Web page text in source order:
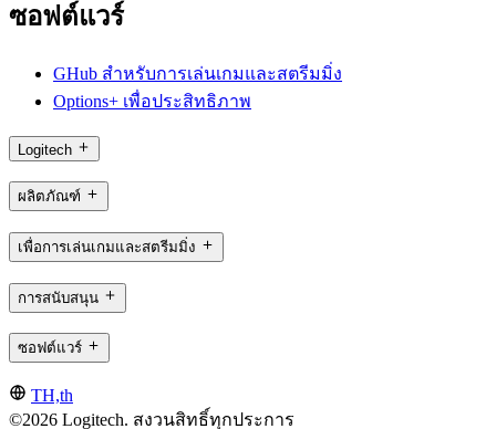
ซอฟต์แวร์
GHub สำหรับการเล่นเกมและสตรีมมิ่ง
Options+ เพื่อประสิทธิภาพ
Logitech
ผลิตภัณฑ์
เพื่อการเล่นเกมและสตรีมมิ่ง
การสนับสนุน
ซอฟต์แวร์
TH,th
©2026 Logitech. สงวนสิทธิ์ทุกประการ